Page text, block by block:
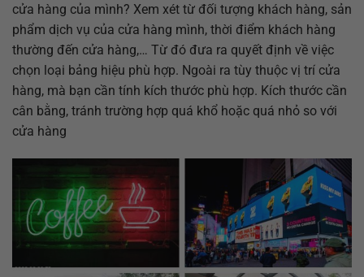
cửa hàng của mình? Xem xét từ đối tượng khách hàng, sản
phẩm dịch vụ của cửa hàng mình, thời điểm khách hàng
thường đến cửa hàng,… Từ đó đưa ra quyết định về việc
chọn loại bảng hiệu phù hợp. Ngoài ra tùy thuộc vị trí cửa
hàng, mà bạn cần tính kích thước phù hợp. Kích thước cần
cân bằng, tránh trường hợp quá khổ hoặc quá nhỏ so với
cửa hàng